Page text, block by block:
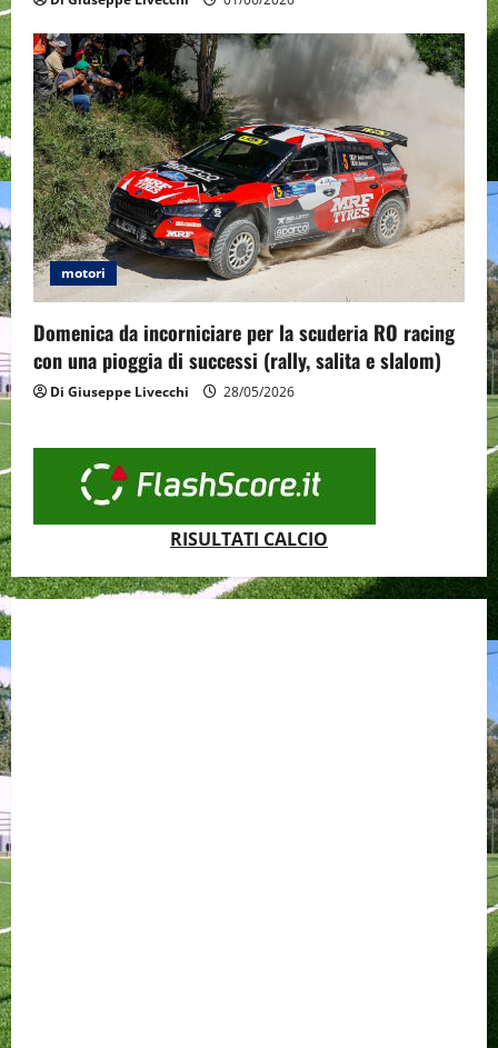
motori
Domenica da incorniciare per la scuderia RO racing
con una pioggia di successi (rally, salita e slalom)
Di Giuseppe Livecchi 28/05/2026
RISULTATI CALCIO